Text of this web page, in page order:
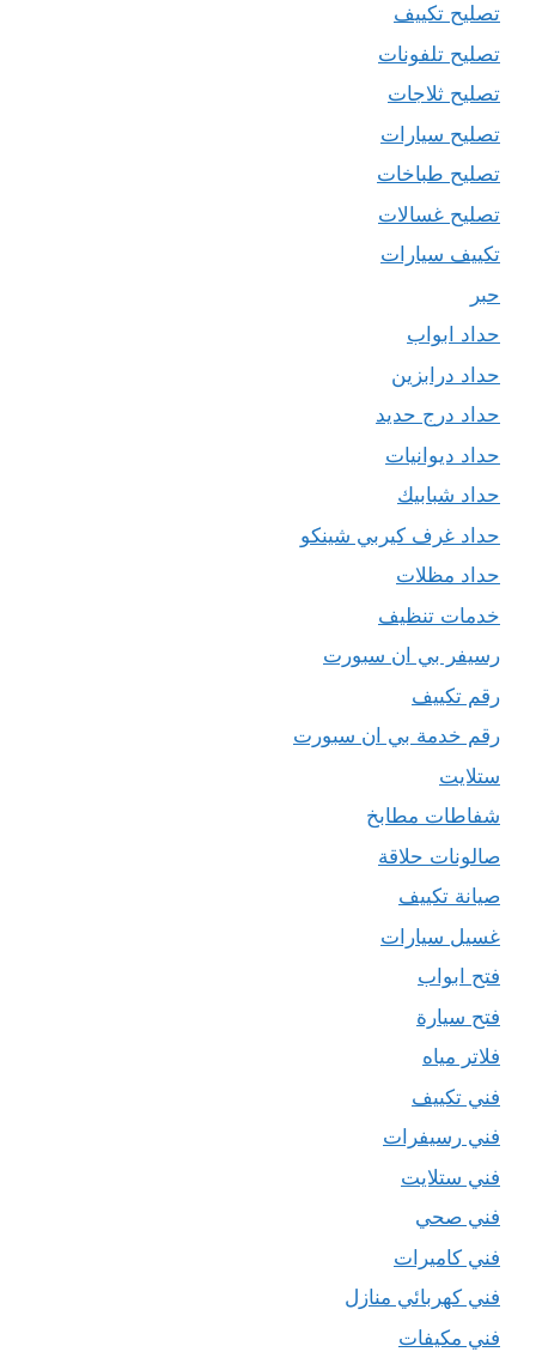
تصليح تكييف
تصليح تلفونات
تصليح ثلاجات
تصليح سيارات
تصليح طباخات
تصليح غسالات
تكييف سيارات
حبر
حداد ابواب
حداد درابزين
حداد درج حديد
حداد ديوانيات
حداد شبابيك
حداد غرف كيربي شينكو
حداد مظلات
خدمات تنظيف
رسيفر بي ان سبورت
رقم تكييف
رقم خدمة بي ان سبورت
ستلايت
شفاطات مطابخ
صالونات حلاقة
صيانة تكييف
غسيل سيارات
فتح ابواب
فتح سيارة
فلاتر مياه
فني تكييف
فني رسيفرات
فني ستلايت
فني صحي
فني كاميرات
فني كهربائي منازل
فني مكيفات